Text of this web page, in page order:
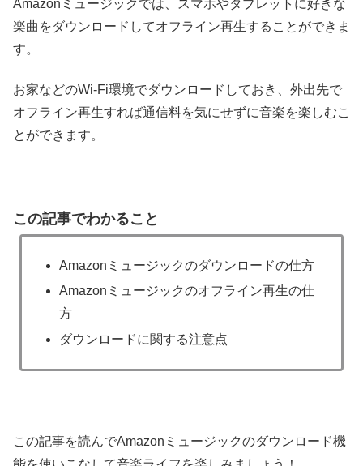
Amazonミュージックでは、スマホやタブレットに好きな
楽曲をダウンロードしてオフライン再生することができま
す。
お家などのWi-Fi環境でダウンロードしておき、外出先で
オフライン再生すれば通信料を気にせずに音楽を楽しむこ
とができます。
この記事でわかること
Amazonミュージックのダウンロードの仕方
Amazonミュージックのオフライン再生の仕
方
ダウンロードに関する注意点
この記事を読んでAmazonミュージックのダウンロード機